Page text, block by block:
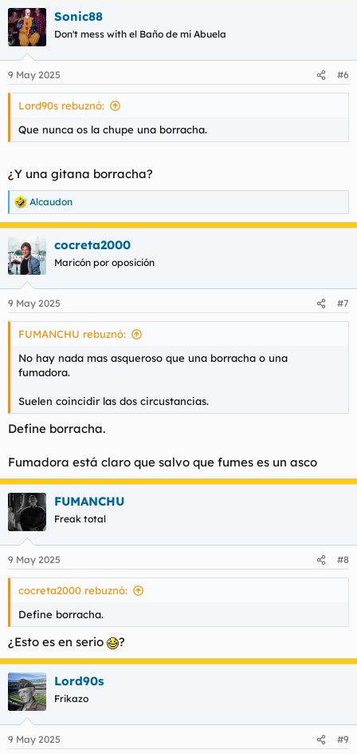
a
c
c
i
e
s
Sonic88
Don't mess with el Baño de mi Abuela
9 May 2025 #6
Lord90s rebuznó:
Que nunca os la chupe una borracha.
¿Y una gitana borracha?
R
e
a
c
c
i
e
s
Alcaudon
cocreta2000
Maricón por oposición
9 May 2025 #7
FUMANCHU rebuznó:
No hay nada mas asqueroso que una borracha o una
fumadora.
Suelen coincidir las dos circustancias.
Define borracha.
Fumadora está claro que salvo que fumes es un asco
FUMANCHU
Freak total
9 May 2025 #8
cocreta2000 rebuznó:
Define borracha.
¿Esto es en serio ?
Lord90s
Frikazo
9 May 2025 #9